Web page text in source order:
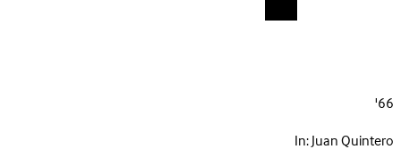
66'
In:Juan Quintero